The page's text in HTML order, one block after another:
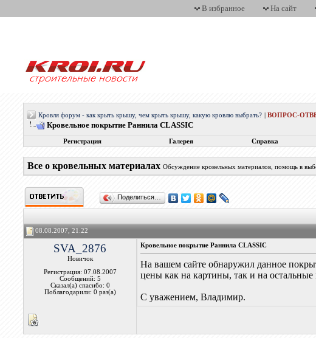
В избранное На сайт
Кровля форум - как крыть крышу, чем крыть крышу, какую кровлю выбрать? |ВОПРОС-
Кровельное покрытие Раннила СLASSIC
Регистрация Галерея Справка
Все о кровельных материалах Обсуждение кровельных материалов, помощь в
Поделиться…
08.08.2007, 21:22
SVA_2876
Новичок
Регистрация: 07.08.2007
Сообщений: 5
Сказал(а) спасибо: 0
Поблагодарили: 0 раз(а)
Кровельное покрытие Раннила СLASSIC
На вашем сайте обнаружил данное
цены как на картины, так и на
С уважением, Владимир.